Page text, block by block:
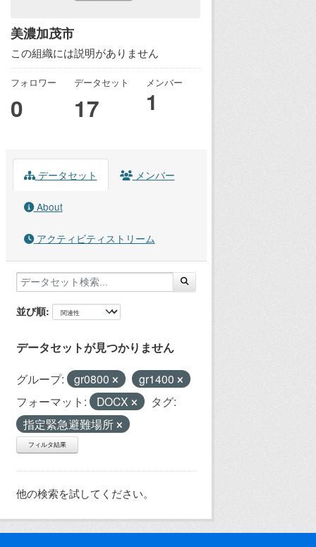
美濃加茂市
この組織には説明がありません
フォロワー
0
データセット
17
メンバー
1
データセット メンバー
About
アクティビティストリーム
並び順
データセットが見つかりません
グループ: gr0800
gr1400
フォーマット:
DOCX
タグ:
指定緊急避難場所
フィルタ結果
他の検索を試してください。